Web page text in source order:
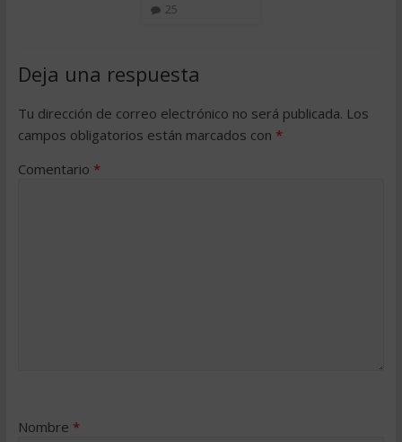
25
Deja una respuesta
Tu dirección de correo electrónico no será publicada. Los
campos obligatorios están marcados con *
Comentario *
Nombre *